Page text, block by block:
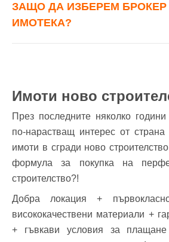
ЗАЩО ДА ИЗБЕРЕМ БРОКЕР
ИМОТЕКА?
Имоти ново
През последните няколко
по-нарастващ интерес от страна
имоти в сгради ново
формула за покупка на
строителство?!
Добра локация +
висококачествени материали +
+ гъвкави условия за